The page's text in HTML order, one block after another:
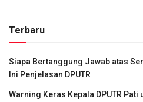
Terbaru
Siapa Bertanggung Jawab atas
Ini Penjelasan DPUTR
Warning Keras Kepala DPUTR